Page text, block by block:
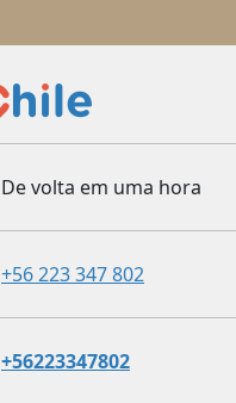
De volta em uma hora
+56 223 347 802
+56223347802